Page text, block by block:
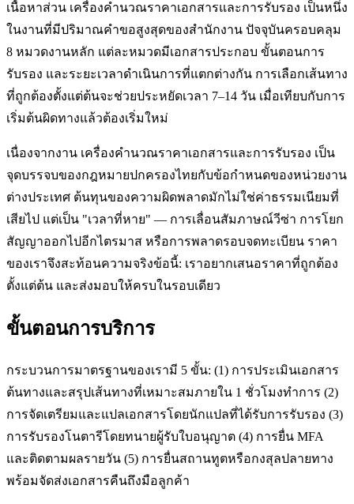
เนื้อหาส่วน เครื่องคำนวณราคาเอกสารและการรับรอง เป็นหนึ่ง
ในงานที่มีปริมาณคำขอสูงสุดของสำนักงาน ปัจจุบันครอบคลุม
8 หมวดงานหลัก แต่ละหมวดมีเอกสารประกอบ ขั้นตอนการ
รับรอง และระยะเวลาดำเนินการที่แตกต่างกัน การเลือกเส้นทาง
ที่ถูกต้องตั้งแต่ต้นจะช่วยประหยัดเวลา 7–14 วัน เมื่อเทียบกับการ
เริ่มต้นผิดทางแล้วต้องเริ่มใหม่
เนื่องจากงาน เครื่องคำนวณราคาเอกสารและการรับรอง เป็น
จุดบรรจบของกฎหมายปกครองไทยกับข้อกำหนดของหน่วยงาน
ต่างประเทศ ต้นทุนของความผิดพลาดมักไม่ใช่ค่าธรรมเนียมที่
เสียไป แต่เป็น "เวลาที่หาย" — การเลื่อนสัมภาษณ์วีซ่า การโยก
สัญญาออกไปอีกไตรมาส หรือการพลาดรอบจดทะเบียน ราคา
ของเราจึงสะท้อนความจริงข้อนี้: เราอยากเสนอราคาที่ถูกต้อง
ตั้งแต่ต้น และส่งมอบให้ครบในรอบเดียว
ขั้นตอนการบริการ
กระบวนการมาตรฐานของเรามี 5 ขั้น: (1) การประเมินเอกสาร
ต้นทางและสรุปเส้นทางที่เหมาะสมภายใน 1 ชั่วโมงทำการ (2)
การจัดเตรียมและแปลเอกสารโดยนักแปลที่ได้รับการรับรอง (3)
การรับรองโนตารีโดยทนายผู้รับใบอนุญาต (4) การยื่น MFA
และติดตามผลรายวัน (5) การยื่นสถานทูตหรือกงสุลปลายทาง
พร้อมจัดส่งเอกสารคืนถึงมือลูกค้า